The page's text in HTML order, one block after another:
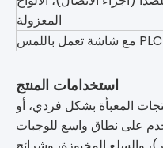
المعزولة
PLC مع شاشة تعمل باللمس
استخدامات المنتج
المعبأة بشكل فردي، أو
على نطاق واسع للوجبات